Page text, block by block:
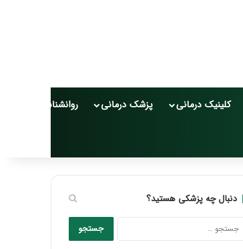
کلینیک درمانی پزشک درمانی روانشناسی
دنبال چه پزشکی هستید؟
جستجو
برای: